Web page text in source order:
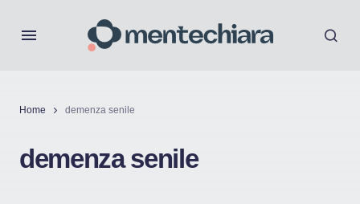
Home demenza senile
demenza senile